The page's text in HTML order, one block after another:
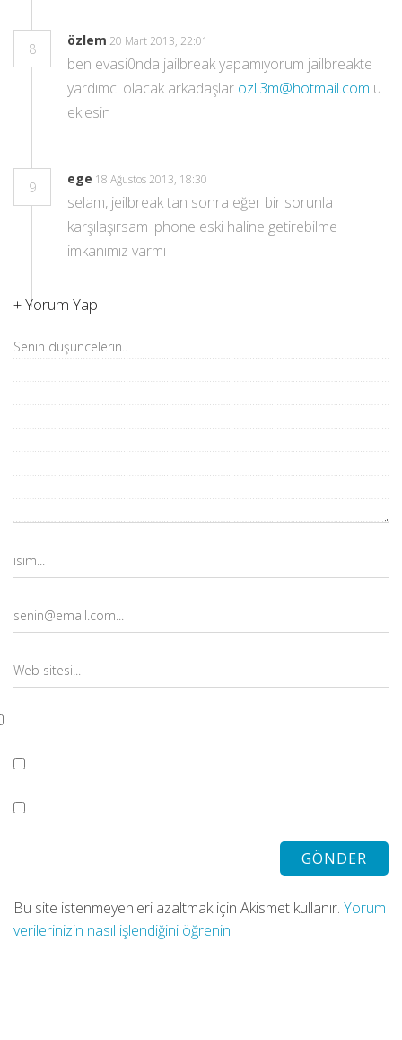
8
özlem 20 Mart 2013, 22:01
ben evasi0nda jailbreak yapamıyorum jailbreakte
yardımcı olacak arkadaşlar ozll3m@hotmail.com u
eklesin
9
ege 18 Ağustos 2013, 18:30
selam, jeilbreak tan sonra eğer bir sorunla
karşılaşırsam ıphone eski haline getirebilme
imkanımız varmı
+Yorum Yap
Bu site istenmeyenleri azaltmak için Akismet kullanır. Yorum
verilerinizin nasıl işlendiğini öğrenin.